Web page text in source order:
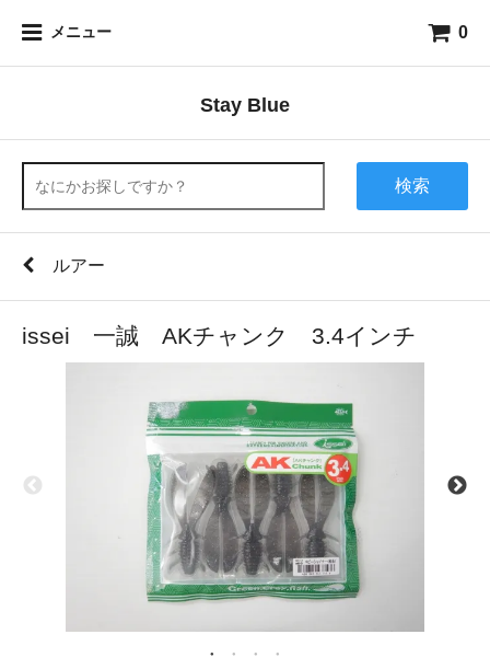
メニュー 0
Stay Blue
検索
ルアー
issei 一誠 AKチャンク 3.4インチ